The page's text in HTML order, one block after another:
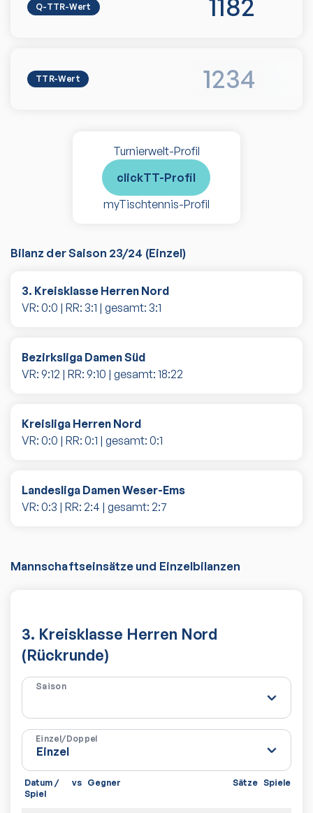
Q-TTR-Wert 1182
TTR-Wert 1234
Turnierwelt-Profil
clickTT-Profil
myTischtennis-Profil
Bilanz der Saison 23/24 (Einzel)
3. Kreisklasse Herren Nord
VR: 0:0 | RR: 3:1 | gesamt: 3:1
Bezirksliga Damen Süd
VR: 9:12 | RR: 9:10 | gesamt: 18:22
Kreisliga Herren Nord
VR: 0:0 | RR: 0:1 | gesamt: 0:1
Landesliga Damen Weser-Ems
VR: 0:3 | RR: 2:4 | gesamt: 2:7
Mannschaftseinsätze und Einzelbilanzen
3. Kreisklasse Herren Nord
(Rückrunde)
Saison
Einzel/Doppel
Datum /
Spiel
vs Gegner Sätze Spiele